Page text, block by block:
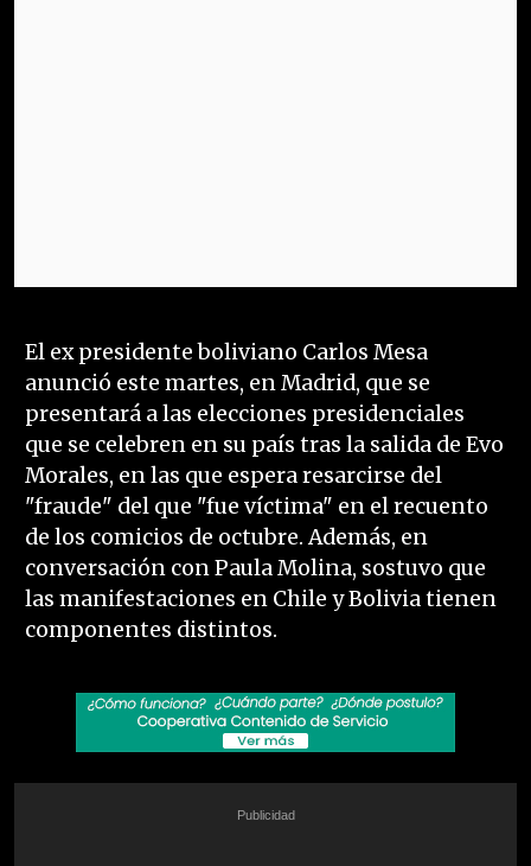
El ex presidente boliviano Carlos Mesa
anunció este martes, en Madrid, que se
presentará a las elecciones presidenciales
que se celebren en su país tras la salida de Evo
Morales, en las que espera resarcirse del
"fraude" del que "fue víctima" en el recuento
de los comicios de octubre. Además, en
conversación con Paula Molina, sostuvo que
las manifestaciones en Chile y Bolivia tienen
componentes distintos.